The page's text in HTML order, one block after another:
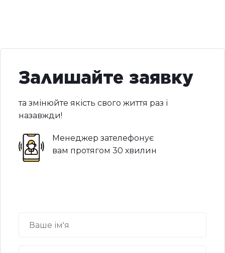
Залишайте заявку
та змінюйте якість свого життя раз і
назавжди!
Менеджер зателефонує
вам протягом 30 хвилин